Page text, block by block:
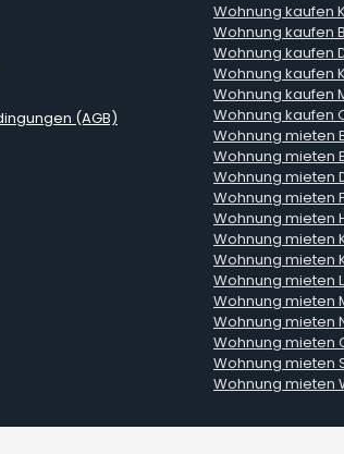
(AGB)
Wohnung kaufen
Wohnung kaufen
Wohnung kaufen
Wohnung kaufen
Wohnung kaufen
Wohnung kaufen
Wohnung mieten
Wohnung mieten
Wohnung mieten
Wohnung mieten
Wohnung mieten
Wohnung mieten
Wohnung mieten
Wohnung mieten
Wohnung mieten
Wohnung mieten
Wohnung mieten
Wohnung mieten
Wohnung mieten